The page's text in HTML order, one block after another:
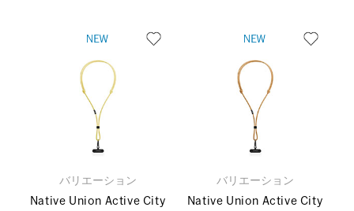
バリエーション
Native Union Active City
バリエーション
Native Union Active City